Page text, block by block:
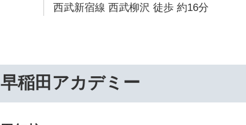
西武新宿線 西武柳沢 徒歩 約16分
早稲田アカデミー